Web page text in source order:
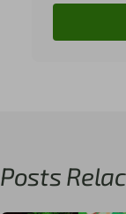
Posts